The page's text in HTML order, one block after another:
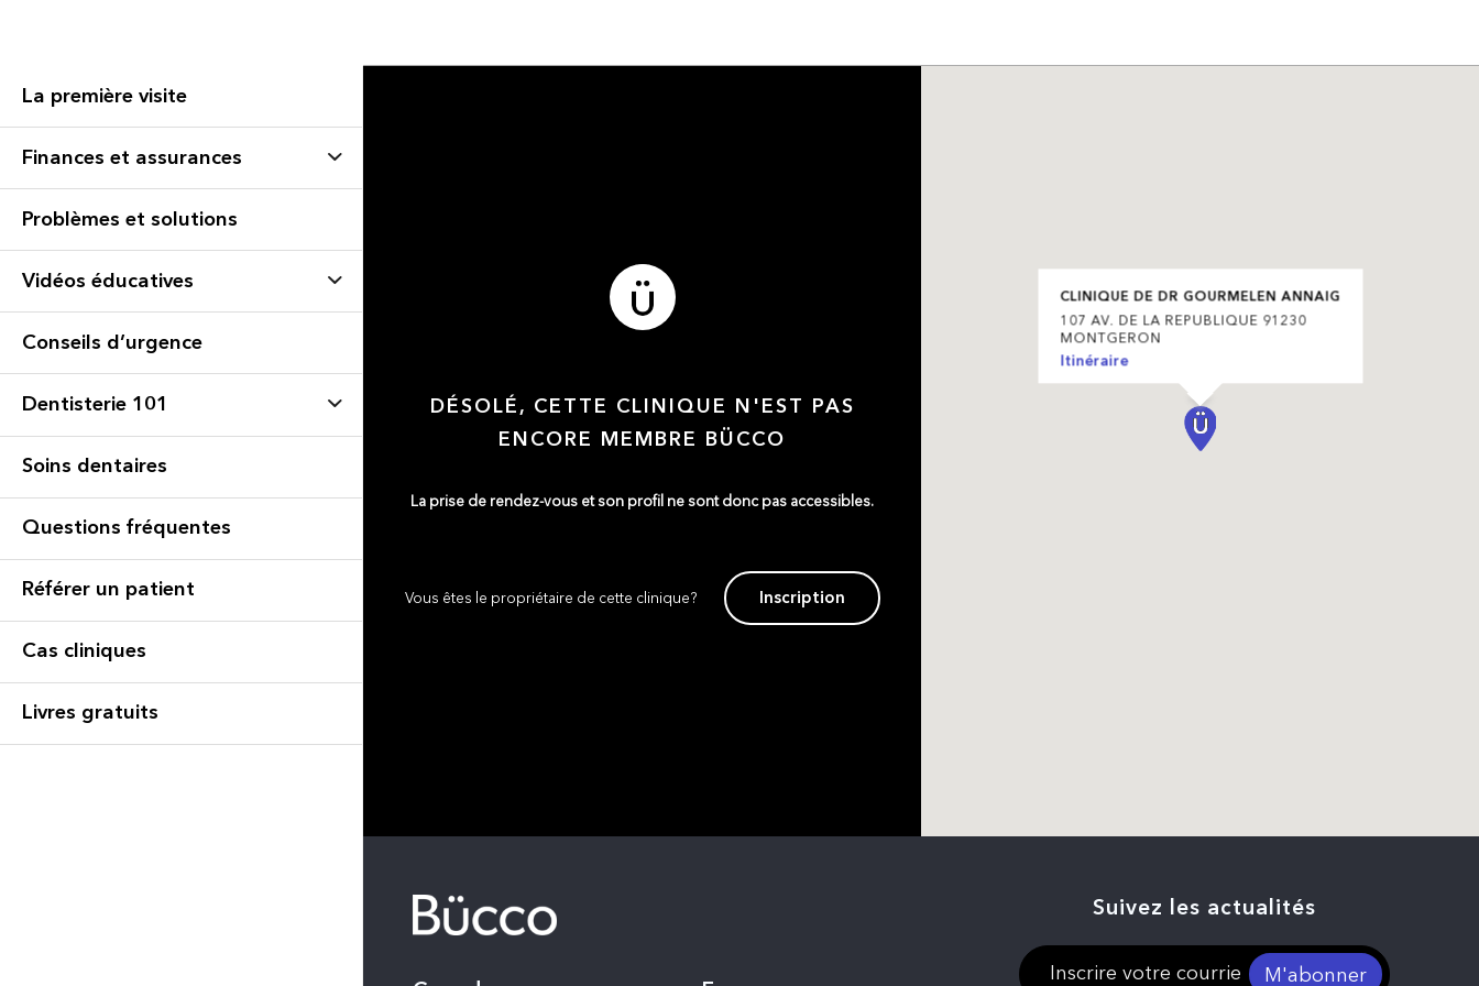
La première visite
Finances et assurances
Problèmes et solutions
Vidéos éducatives
Conseils d’urgence
Dentisterie 101
Soins dentaires
Questions fréquentes
Référer un patient
Cas cliniques
Livres gratuits
DÉSOLÉ, CETTE CLINIQUE N'EST PAS
ENCORE MEMBRE BÜCCO
La prise de rendez-vous et son profil ne sont donc pas accessibles.
Vous êtes le propriétaire de cette clinique? Inscription
CLINIQUE DE DR GOURMELEN ANNAIG
107 AV. DE LA REPUBLIQUE 91230
MONTGERON
Itinéraire
Suivez les actualités
M'abonner